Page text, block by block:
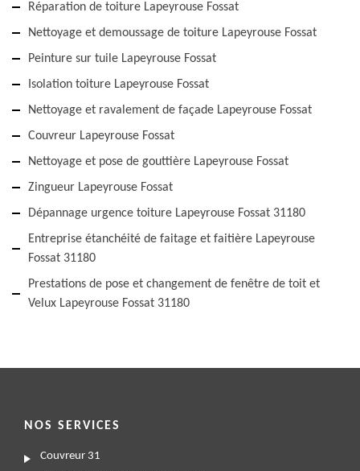
Réparation de toiture Lapeyrouse Fossat
Nettoyage et demoussage de toiture Lapeyrouse Fossat
Peinture sur tuile Lapeyrouse Fossat
Isolation toiture Lapeyrouse Fossat
Nettoyage et ravalement de façade Lapeyrouse Fossat
Couvreur Lapeyrouse Fossat
Nettoyage et pose de gouttière Lapeyrouse Fossat
Zingueur Lapeyrouse Fossat
Dépannage urgence toiture Lapeyrouse Fossat 31180
Entreprise étanchéité de faitage et faitière Lapeyrouse
Fossat 31180
Prestations de pose et changement de fenêtre de toit et
Velux Lapeyrouse Fossat 31180
NOS SERVICES
Couvreur 31